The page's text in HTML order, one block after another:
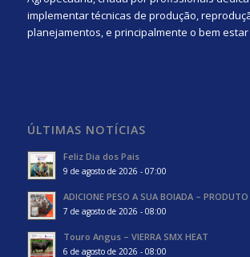
implementar técnicas de produção,
planejamentos, e principalmente o bem estar
ÚLTIMAS NOTÍCIAS
Feliz Dia dos Pais
9 de agosto de 2026 - 07:00
ADICIONE PESO A SUA BOIADA –
7 de agosto de 2026 - 08:00
Touro Angus – VIERRA SMX HEAT
6 de agosto de 2026 - 08:00